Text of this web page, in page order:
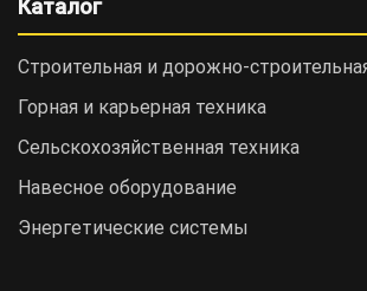
Каталог
Строительная и дорожно-
Горная и карьерная техника
Сельскохозяйственная техника
Навесное оборудование
Энергетические системы